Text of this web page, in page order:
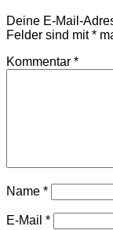
Deine E-Mail-
Felder sind mit*
Kommentar *
Name *
E-Mail *